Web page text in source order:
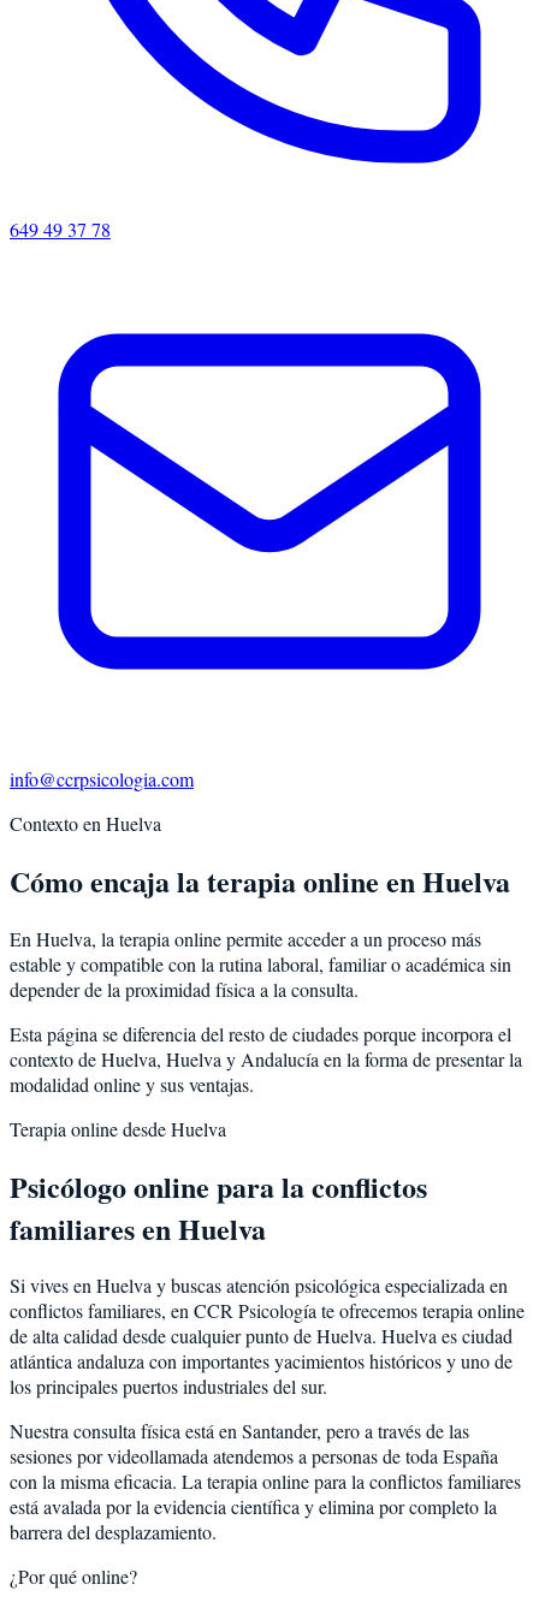
649 49 37 78
info@ccrpsicologia.com
Contexto en Huelva
Cómo encaja la terapia online en Huelva
En Huelva, la terapia online permite acceder a un proceso más
estable y compatible con la rutina laboral, familiar o académica sin
depender de la proximidad física a la consulta.
Esta página se diferencia del resto de ciudades porque incorpora el
contexto deHuelva, Huelva y Andalucía en la forma de presentar la
modalidad online y sus ventajas.
Terapia online desdeHuelva
Psicólogo online para laconflictos
familiaresenHuelva
Si vives enHuelvay buscas atención psicológica especializada en
conflictos familiares, en CCR Psicología te ofrecemos terapia online
de alta calidad desde cualquier punto deHuelva. Huelvaesciudad
atlántica andaluza con importantes yacimientos históricos y uno de
los principales puertos industriales del sur.
Nuestra consulta física está en Santander, pero a través de las
sesiones por videollamada atendemos a personas de toda España
con la misma eficacia. La terapia online para laconflictos familiares
está avalada por la evidencia científica y elimina por completo la
barrera del desplazamiento.
¿Por qué online?